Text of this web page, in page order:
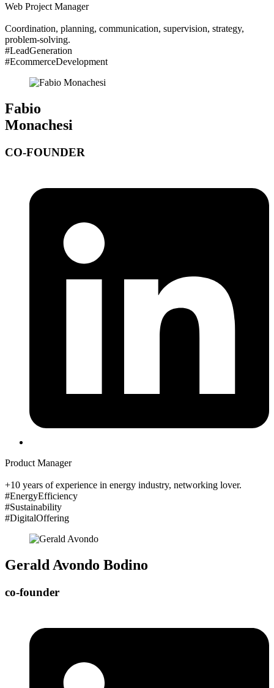
Web Project Manager
Coordination, planning, communication, supervision, strategy,
problem-solving.
#LeadGeneration
#EcommerceDevelopment
Fabio
Monachesi
CO-FOUNDER
Product Manager
+10 years of experience in energy industry, networking lover.
#EnergyEfficiency
#Sustainability
#DigitalOffering
Gerald Avondo Bodino
co-founder